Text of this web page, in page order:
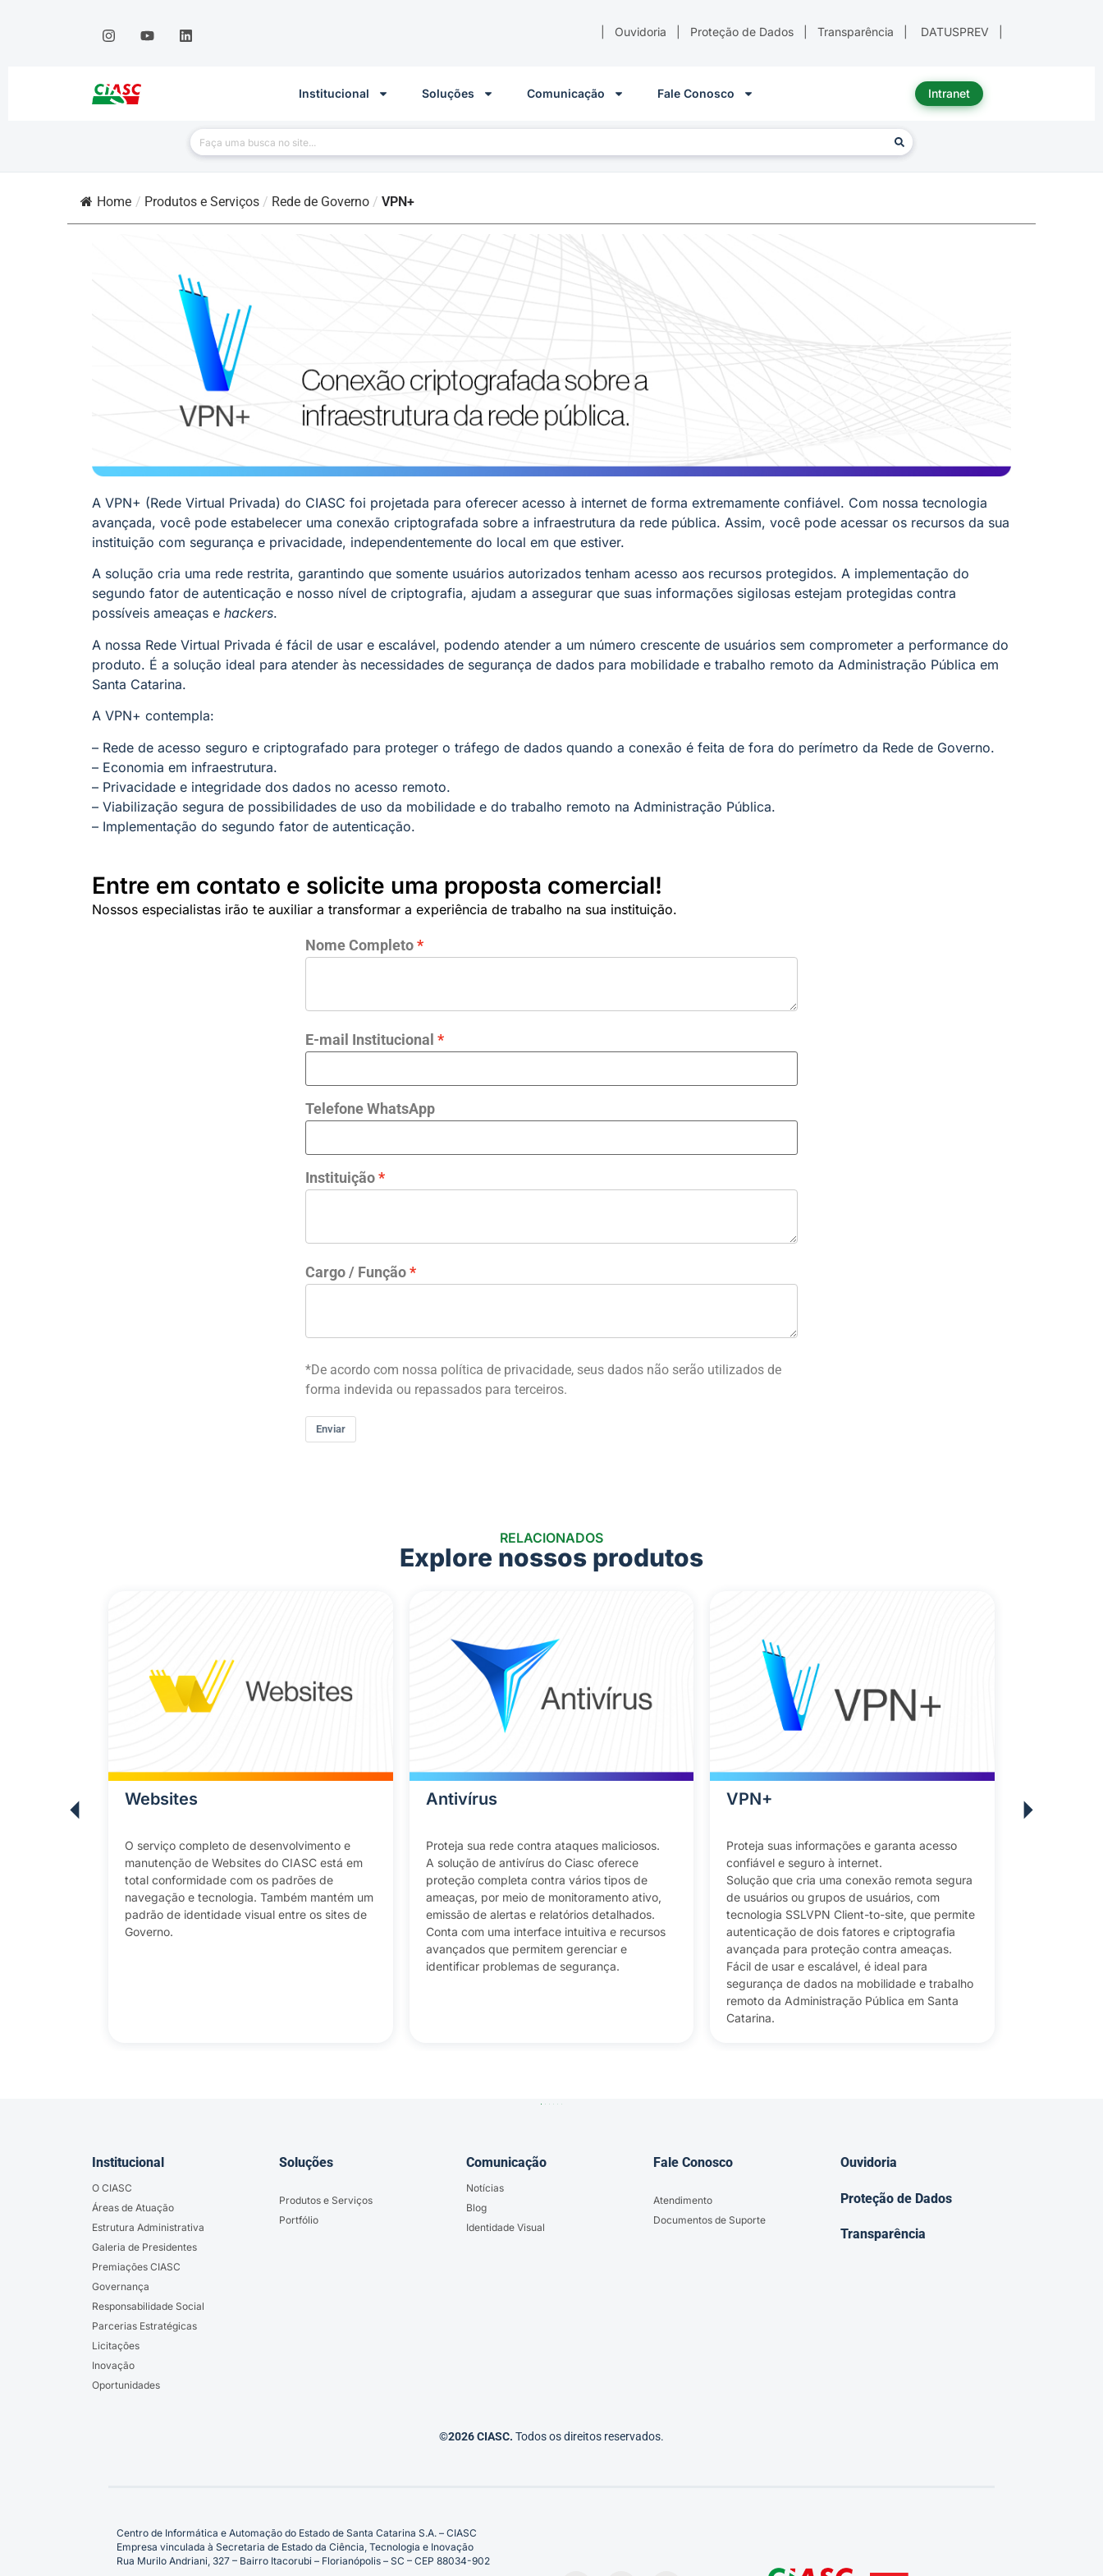
Ouvidoria Proteção de Dados Transparência DATUSPREV
Institucional Soluções Comunicação Fale Conosco Intranet
Home / Produtos e Serviços / Rede de Governo / VPN+
A VPN+ (Rede Virtual Privada) do CIASC foi projetada para oferecer acesso à internet de forma extremamente confiável. Com nossa tecnologia
avançada, você pode estabelecer uma conexão criptografada sobre a infraestrutura da rede pública. Assim, você pode acessar os recursos da sua
instituição com segurança e privacidade, independentemente do local em que estiver.
A solução cria uma rede restrita, garantindo que somente usuários autorizados tenham acesso aos recursos protegidos. A implementação do
segundo fator de autenticação e nosso nível de criptografia, ajudam a assegurar que suas informações sigilosas estejam protegidas contra
possíveis ameaças e hackers.
A nossa Rede Virtual Privada é fácil de usar e escalável, podendo atender a um número crescente de usuários sem comprometer a performance do
produto. É a solução ideal para atender às necessidades de segurança de dados para mobilidade e trabalho remoto da Administração Pública em
Santa Catarina.
A VPN+ contempla:
– Rede de acesso seguro e criptografado para proteger o tráfego de dados quando a conexão é feita de fora do perímetro da Rede de Governo.
– Economia em infraestrutura.
– Privacidade e integridade dos dados no acesso remoto.
– Viabilização segura de possibilidades de uso da mobilidade e do trabalho remoto na Administração Pública.
– Implementação do segundo fator de autenticação.
Entre em contato e solicite uma proposta comercial!
Nossos especialistas irão te auxiliar a transformar a experiência de trabalho na sua instituição.
Nome Completo
E-mail Institucional
Telefone WhatsApp
Instituição
Cargo / Função
*De acordo com nossa política de privacidade, seus dados não serão utilizados de
forma indevida ou repassados para terceiros.
Enviar
RELACIONADOS
Explore nossos produtos
Websites
O serviço completo de desenvolvimento e
manutenção de Websites do CIASC está em
total conformidade com os padrões de
navegação e tecnologia. Também mantém um
padrão de identidade visual entre os sites de
Governo.
Antivírus
Proteja sua rede contra ataques maliciosos.
A solução de antivírus do Ciasc oferece
proteção completa contra vários tipos de
ameaças, por meio de monitoramento ativo,
emissão de alertas e relatórios detalhados.
Conta com uma interface intuitiva e recursos
avançados que permitem gerenciar e
identificar problemas de segurança.
VPN+
Proteja suas informações e garanta acesso
confiável e seguro à internet.
Solução que cria uma conexão remota segura
de usuários ou grupos de usuários, com
tecnologia SSLVPN Client-to-site, que permite
autenticação de dois fatores e criptografia
avançada para proteção contra ameaças.
Fácil de usar e escalável, é ideal para
segurança de dados na mobilidade e trabalho
remoto da Administração Pública em Santa
Catarina.
Firewall
Institucional
O CIASC
Áreas de Atuação
Estrutura Administrativa
Galeria de Presidentes
Premiações CIASC
Governança
Responsabilidade Social
Parcerias Estratégicas
Licitações
Inovação
Oportunidades
Soluções
Produtos e Serviços
Portfólio
Comunicação
Notícias
Blog
Identidade Visual
Fale Conosco
Atendimento
Documentos de Suporte
Ouvidoria
Proteção de Dados
Transparência
©2026 CIASC. Todos os direitos reservados.
Centro de Informática e Automação do Estado de Santa Catarina S.A. – CIASC
Empresa vinculada à Secretaria de Estado da Ciência, Tecnologia e Inovação
Rua Murilo Andriani, 327 – Bairro Itacorubi – Florianópolis – SC – CEP 88034-902